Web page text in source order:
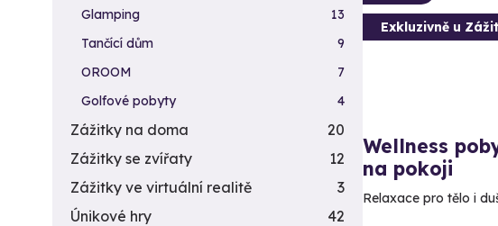
Exkluzivně u
Wellness
na pokoji
Relaxace pro tělo i
Glamping
13
Tančící dům
9
OROOM
7
Golfové pobyty
4
Zážitky na doma
20
Zážitky se zvířaty
12
Zážitky ve virtuální realitě
3
Únikové hry
42